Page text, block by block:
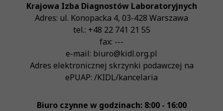
Krajowa Izba Diagnostów Laboratoryjnych
Adres: ul. Konopacka 4, 03-428 Warszawa
tel.: +48 22 741 21 55
fax: ---
e-mail: biuro@kidl.org.pl
Adres elektronicznej skrzynki podawczej na
ePUAP: /KIDL/kancelaria
Biuro czynne w godzinach: 8:00 - 16:00